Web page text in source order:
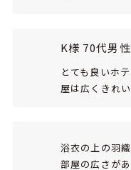
K様 70代男
とても良いホ
屋は広くきれ
浴衣の上の羽
部屋の広さが